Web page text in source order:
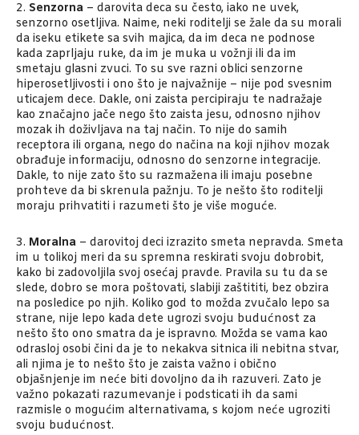
2. Senzorna – darovita deca su često, iako ne uvek,
senzorno osetljiva. Naime, neki roditelji se žale da su morali
da iseku etikete sa svih majica, da im deca ne podnose
kada zaprljaju ruke, da im je muka u vožnji ili da im
smetaju glasni zvuci. To su sve razni oblici senzorne
hiperosetljivosti i ono što je najvažnije – nije pod svesnim
uticajem dece. Dakle, oni zaista percipiraju te nadražaje
kao značajno jače nego što zaista jesu, odnosno njihov
mozak ih doživljava na taj način. To nije do samih
receptora ili organa, nego do načina na koji njihov mozak
obrađuje informaciju, odnosno do senzorne integracije.
Dakle, to nije zato što su razmažena ili imaju posebne
prohteve da bi skrenula pažnju. To je nešto što roditelji
moraju prihvatiti i razumeti što je više moguće.
3. Moralna – darovitoj deci izrazito smeta nepravda. Smeta
im u tolikoj meri da su spremna reskirati svoju dobrobit,
kako bi zadovoljila svoj osećaj pravde. Pravila su tu da se
slede, dobro se mora poštovati, slabiji zaštititi, bez obzira
na posledice po njih. Koliko god to možda zvučalo lepo sa
strane, nije lepo kada dete ugrozi svoju budućnost za
nešto što ono smatra da je ispravno. Možda se vama kao
odrasloj osobi čini da je to nekakva sitnica ili nebitna stvar,
ali njima je to nešto što je zaista važno i obično
objašnjenje im neće biti dovoljno da ih razuveri. Zato je
važno pokazati razumevanje i podsticati ih da sami
razmisle o mogućim alternativama, s kojom neće ugroziti
svoju budućnost.